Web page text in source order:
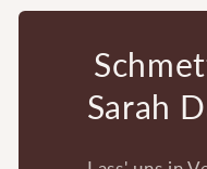
Sarah